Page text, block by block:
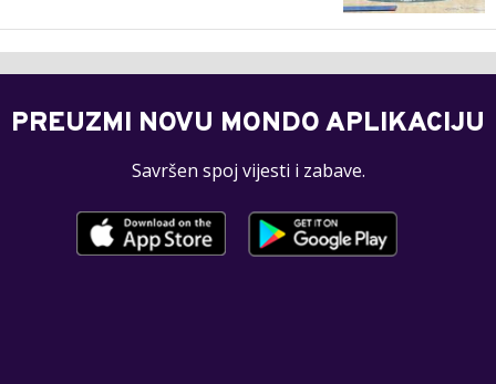
PREUZMI NOVU MONDO APLIKACIJU
Savršen spoj vijesti i zabave.